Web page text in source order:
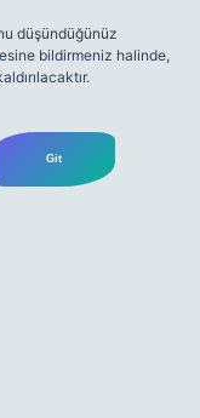
düşündüğünüz
bildirmeniz halinde,